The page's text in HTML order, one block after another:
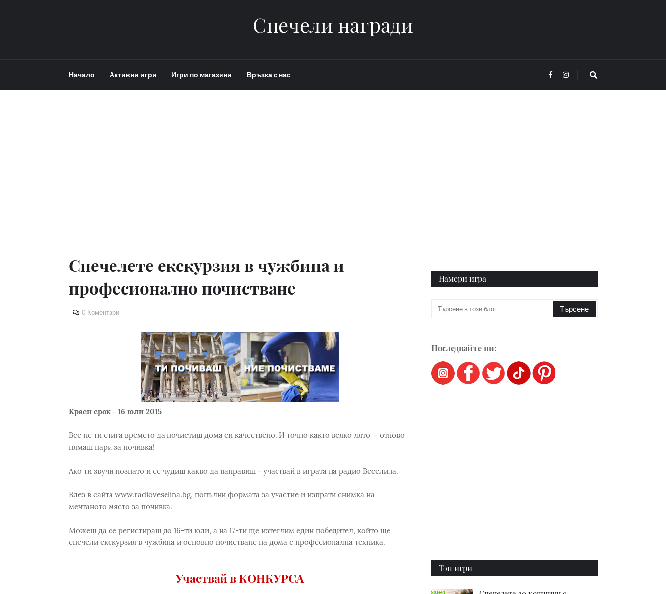
Спечели награди
Начало Активни игри Игри по магазини Връзка с нас
Спечелете екскурзия в чужбина и
професионално почистване
0 Коментари
Краен срок - 16 юли 2015
Все не ти стига времето да почистиш дома си качествено. И точно както всяко лято - отново
нямаш пари за почивка!
Ако ти звучи познато и се чудиш какво да направиш - участвай в играта на радио Веселина.
Влез в сайта www.radioveselina.bg, попълни формата за участие и изпрати снимка на
мечтаното място за почивка.
Можеш да се регистираш до 16-ти юли, а на 17-ти ще изтеглим един победител, който ще
спечели екскурзия в чужбина и основно почистване на дома с професионална техника.
Участвай в КОНКУРСА
Намери игра
Последвайте ни:
Топ игри